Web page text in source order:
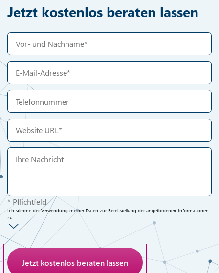
Jetzt kostenlos beraten lassen
* Pflichtfeld
Ich stimme der Verwendung meiner Daten zur Bereitstellung der angeforderten Informationen
zu.